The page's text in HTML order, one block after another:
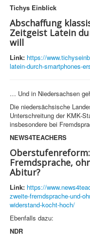
Tichys Einblick
Abschaffung
Zeitgeist Latein
will
Link: https://
latein-durch-smartphones-
… Und in Niedersachsen
Die niedersächsische
Unterschreitung der KMK-
insbesondere bei
NEWS4TEACHERS
Fremdsprache,
Abitur?
Link: https://
zweite-fremdsprache-und-
widerstand-kocht-hoch/
Ebenfalls dazu:
NDR